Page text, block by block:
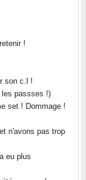
!
son c.l !
les passses !)
set ! Dommage !
n'avons pas trop
eu plus